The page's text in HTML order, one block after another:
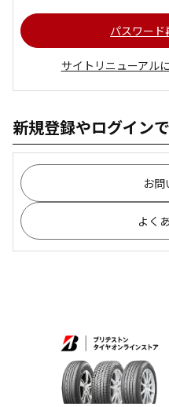
パスワード
サイトリニューアル
新規登録やログイン
お問
よく